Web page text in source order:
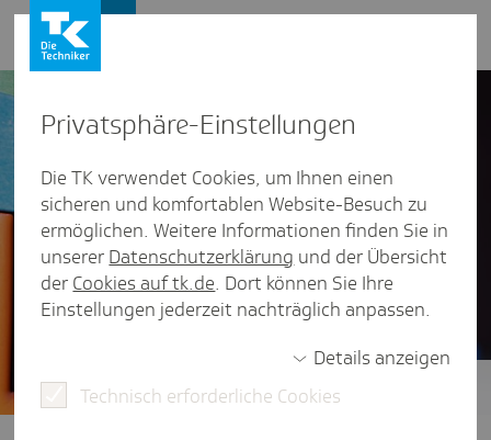
Zukunft der GKV-Finanzen
Privat­sphäre-Einstel­lungen
Die TK verwendet Cookies, um Ihnen einen
sicheren und komfortablen Website-Besuch zu
ermöglichen. Weitere Informationen finden Sie in
unserer Datenschutzerklärung und der Übersicht
der Cookies auf tk.de. Dort können Sie Ihre
Einstellungen jederzeit nachträglich anpassen.
Details anzeigen
Technisch erforderliche Cookies